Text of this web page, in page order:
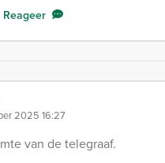
Reageer
2025 16:27
van de telegraaf.